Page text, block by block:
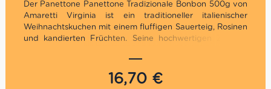
Der Panettone Panettone Tradizionale Bonbon 500g von
Amaretti Virginia ist ein traditioneller italienischer
Weihnachtskuchen mit einem fluffigen Sauerteig, Rosinen
und kandierten Früchten. Seine hochwertigen Zutaten
Geschmack. Dank der festlich roten Bonbonverpackung
eignet er sich auch hervorragend für die anrückenden
Festtage als Geschenk.16,70 €